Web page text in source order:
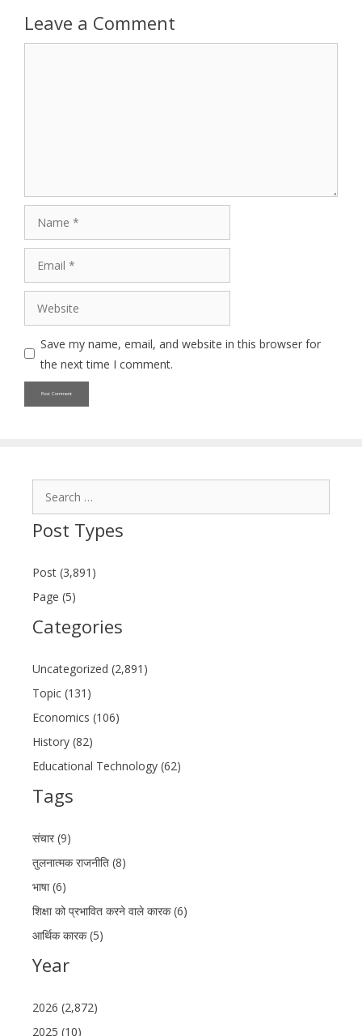
Leave a Comment
Website
Save my name, email, and website in this browser for
the next time I comment.
Post Types
Post (3,891)
Page (5)
Categories
Uncategorized (2,891)
Topic (131)
Economics (106)
History (82)
Educational Technology (62)
Tags
संचार (9)
तुलनात्मक राजनीति (8)
भाषा (6)
शिक्षा को प्रभावित करने वाले कारक (6)
आर्थिक कारक (5)
Year
2026 (2,872)
2025 (10)